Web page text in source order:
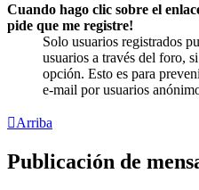
Cuando hago clic sobre el
pide que me registre!
Solo usuarios registrados
usuarios a través del foro,
opción. Esto es para
e-mail por usuarios
Arriba
Publicación de